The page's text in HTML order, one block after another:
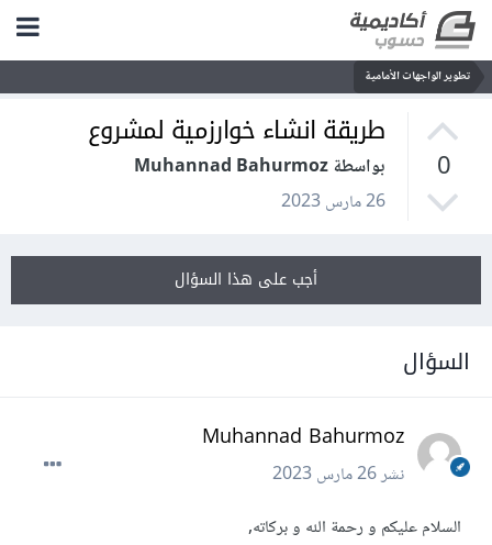
تطوير الواجهات الأمامية
0
طريقة انشاء خوارزمية لمشروع
بواسطة Muhannad Bahurmoz
26 مارس 2023
أجب على هذا السؤال
السؤال
Muhannad Bahurmoz
نشر26 مارس 2023
السلام عليكم و رحمة الله و بركاته,